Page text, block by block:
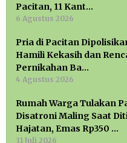
Pacitan, 11 Kant…
6 Agustus 2026
Pria di Pacitan
Hamili Kekasih dan
Pernikahan Ba…
4 Agustus 2026
Rumah Warga Tulakan
Disatroni Maling Saat
Hajatan, Emas Rp350 …
31 Juli 2026